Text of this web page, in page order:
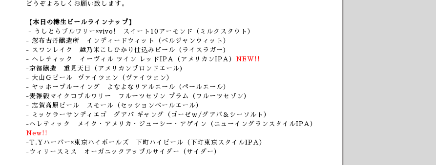
どうぞよろしくお願い致します。
【本日の樽生ビールラインナップ】
- うしとらブルワリー×vivo! スイート10アーモンド（ミルクスタウト）
- 忽布古丹醸造所 インディードウィット（ベルジャンウィット）
- スワンレイク 越乃米こしひかり仕込みビール（ライスラガー)
- ヘレティック イーヴィル ツイン レッドIPA（アメリカンIPA） NEW!!
-京都醸造 重見天日（アメリカンブロンドエール)
- 大山Ｇビール ヴァイツェン（ヴァイツェン）
- ヤッホーブルーイング よなよなリアルエール（ペールエール）
-麦雑穀マイクロブルワリー フルーツセゾン プラム（フルーツセゾン）
- 志賀高原ビール スモール（セッションペールエール）
- ミッケラーサンディエゴ グアバ ギャング（ゴーゼｗ/グアバ＆シーソルト）
-ヘレティック メイク・アメリカ・ジューシー・アゲイン（ニューイングランスタイルIPA）
New!!
-T.Yハーバー×東京ハイボールズ 下町ハイビール（下町東京スタイルIPA）
-ウィリースミス オーガニックアップルサイダー（サイダー）